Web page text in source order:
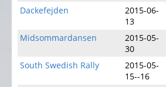
Dackefejden
2015-06-
13
Midsommardansen
2015-05-
30
South Swedish Rally
2015-05-
15--16